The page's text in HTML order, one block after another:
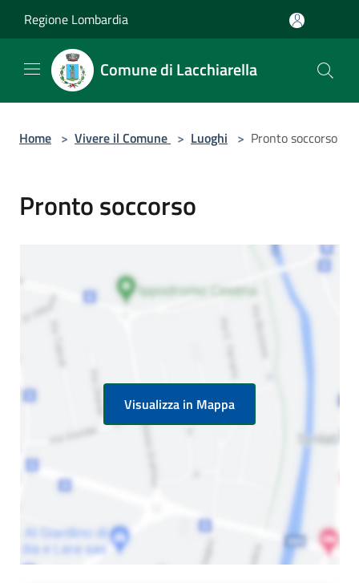
Regione Lombardia
Comune di Lacchiarella
Home > Vivere il Comune > Luoghi > Pronto soccorso
Pronto soccorso
Visualizza in Mappa